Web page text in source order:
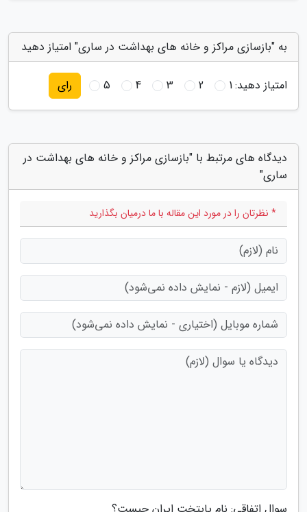
به "بازسازی مراکز و خانه های بهداشت در ساری" امتیاز دهید
امتیاز دهید:1
2
3
4
5 رای
دیدگاه های مرتبط با "بازسازی مراکز و خانه های بهداشت در
ساری"
* نظرتان را در مورد این مقاله با ما درمیان بگذارید